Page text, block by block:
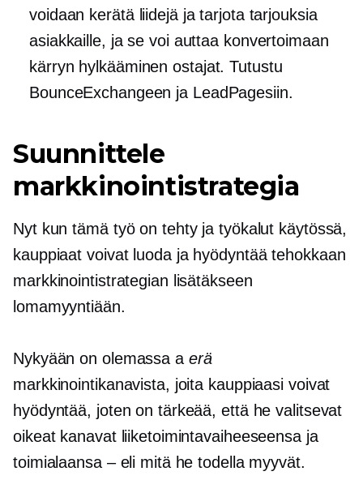
voidaan kerätä liidejä ja tarjota tarjouksia
asiakkaille, ja se voi auttaa konvertoimaan
kärryn hylkääminen ostajat. Tutustu
BounceExchangeen ja LeadPagesiin.
Suunnittele
markkinointistrategia
Nyt kun tämä työ on tehty ja työkalut käytössä,
kauppiaat voivat luoda ja hyödyntää tehokkaan
markkinointistrategian lisätäkseen
lomamyyntiään.
Nykyään on olemassa a erä
markkinointikanavista, joita kauppiaasi voivat
hyödyntää, joten on tärkeää, että he valitsevat
oikeat kanavat liiketoimintavaiheeseensa ja
toimialaansa – eli mitä he todella myyvät.